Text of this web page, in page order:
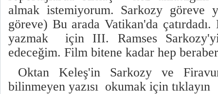
almak istemiyorum. Sarkozy göreve
göreve) Bu arada Vatikan'da
yazmak için III. Ramses
edeceğim. Film bitene kadar hep
Oktan Keleş'in Sarkozy ve
bilinmeyen yazısı okumak için tıklayın